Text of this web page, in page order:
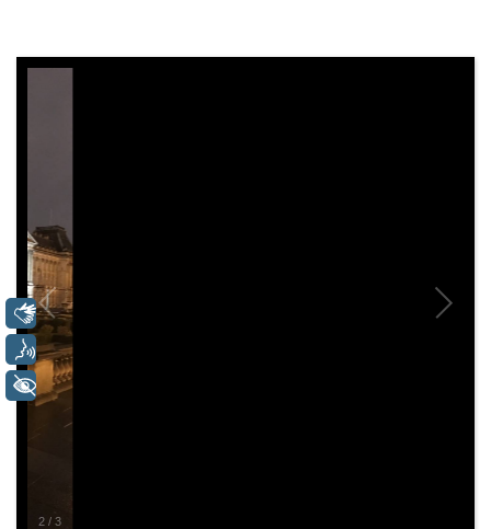
2 / 3
Libras
Voz
+ Acessibilidade